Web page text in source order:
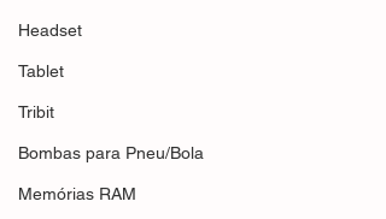
Headset
Tablet
Tribit
Bombas para Pneu/Bola
Memórias RAM